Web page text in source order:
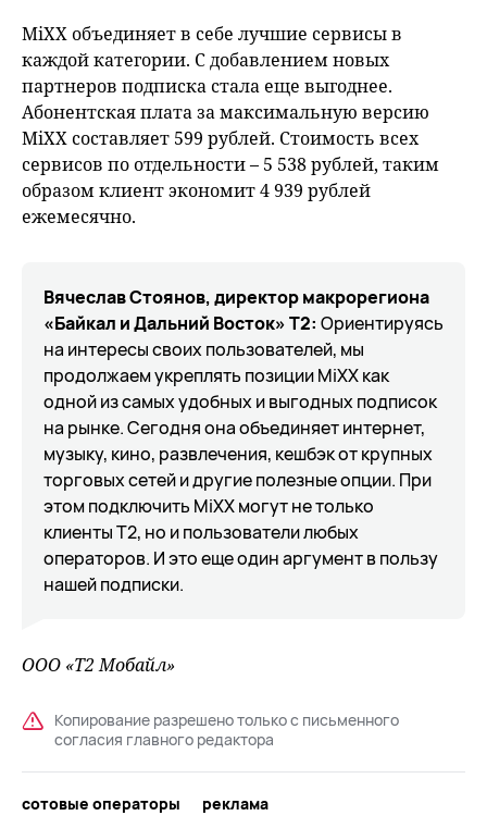
MiXX объединяет в себе лучшие сервисы в
каждой категории. С добавлением новых
партнеров подписка стала еще выгоднее.
Абонентская плата за максимальную версию
MiXX составляет 599 рублей. Стоимость всех
сервисов по отдельности – 5 538 рублей, таким
образом клиент экономит 4 939 рублей
ежемесячно.
Вячеслав Стоянов, директор макрорегиона
«Байкал и Дальний Восток»T2: Ориентируясь
на интересы своих пользователей, мы
продолжаем укреплять позиции MiXX как
одной из самых удобных и выгодных подписок
на рынке. Сегодня она объединяет интернет,
музыку, кино, развлечения, кешбэк от крупных
торговых сетей и другие полезные опции. При
этом подключить MiXX могут не только
клиенты T2, но и пользователи любых
операторов. И это еще один аргумент в пользу
нашей подписки.
ООО «Т2 Мобайл»
Копирование разрешено только с письменного
согласия главного редактора
сотовые операторы реклама